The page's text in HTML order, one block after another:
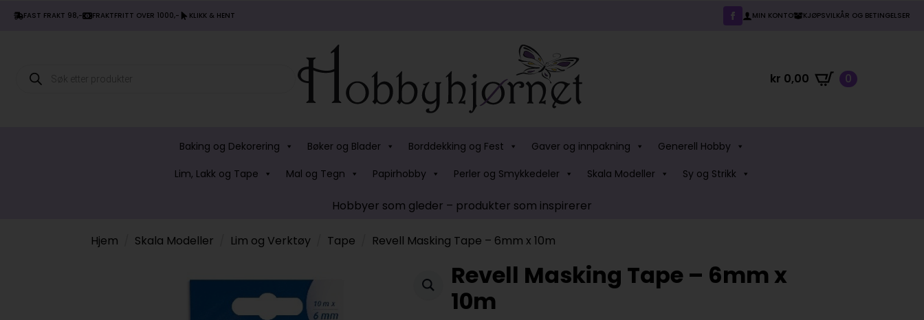
FAST FRAKT 98,- FRAKTFRITT OVER 1000,- KLIKK & HENT MIN KONTO KJØPSVILKÅR OG BETINGELSER
Products
search kr 0,00 0
Baking og Dekorering Bøker og Blader Borddekking og Fest Gaver og innpakning
Generell Hobby
Lim, Lakk og Tape
Mal og Tegn Papirhobby Perler og Smykkedeler Skala Modeller Sy og Strikk
Hobbyer som gleder – produkter som inspirerer
Hjem Skala Modeller Lim og Verktøy Tape Revell Masking Tape – 6mm x 10m
Revell Masking Tape – 6mm x
10m